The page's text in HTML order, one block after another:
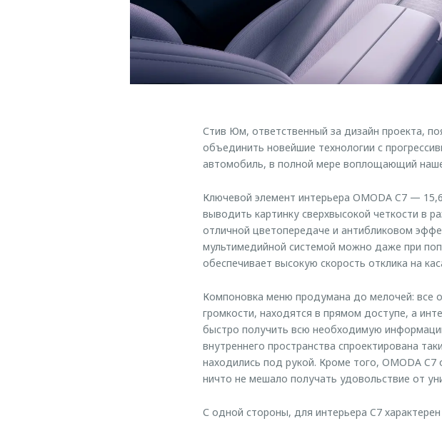
Стив Юм, ответственный за дизайн проекта,
объединить новейшие технологии с
автомобиль, в полной мере воплощающий
Ключевой элемент интерьера OMODA C7 —
выводить картинку сверхвысокой четкости в
отличной цветопередаче и антибликовом
мультимедийной системой можно даже при
обеспечивает высокую скорость отклика на
Компоновка меню продумана до мелочей: все
громкости, находятся в прямом доступе, а
быстро получить всю необходимую
внутреннего пространства спроектирована
находились под рукой. Кроме того, OMODA
ничто не мешало получать удовольствие от
С одной стороны, для интерьера C7